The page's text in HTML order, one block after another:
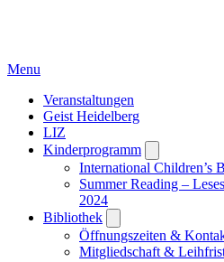
Menu
Veranstaltungen
Geist Heidelberg
LIZ
Kinderprogramm
submenu
International Children’s
Summer Reading –
2024
Bibliothek
submenu
Öffnungszeiten &
Mitgliedschaft &